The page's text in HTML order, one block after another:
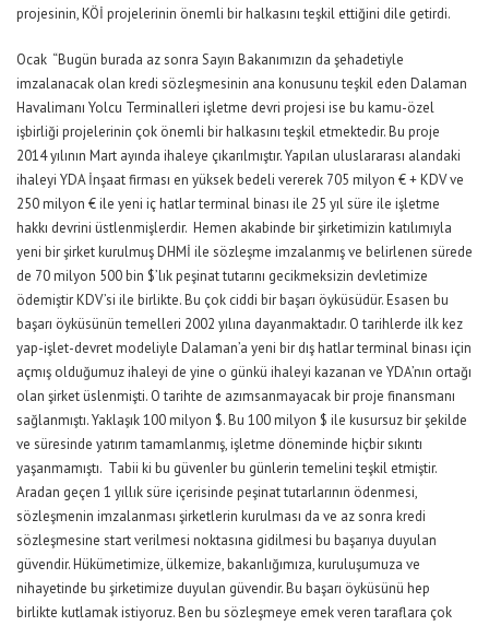
projesinin, KÖİ projelerinin önemli bir halkasını teşkil ettiğini dile getirdi.
Ocak “Bugün burada az sonra Sayın Bakanımızın da şehadetiyle
imzalanacak olan kredi sözleşmesinin ana konusunu teşkil eden Dalaman
Havalimanı Yolcu Terminalleri işletme devri projesi ise bu kamu-özel
işbirliği projelerinin çok önemli bir halkasını teşkil etmektedir. Bu proje
2014 yılının Mart ayında ihaleye çıkarılmıştır. Yapılan uluslararası alandaki
ihaleyi YDA İnşaat firması en yüksek bedeli vererek 705 milyon € + KDV ve
250 milyon € ile yeni iç hatlar terminal binası ile 25 yıl süre ile işletme
hakkı devrini üstlenmişlerdir. Hemen akabinde bir şirketimizin katılımıyla
yeni bir şirket kurulmuş DHMİ ile sözleşme imzalanmış ve belirlenen sürede
de 70 milyon 500 bin $’lık peşinat tutarını gecikmeksizin devletimize
ödemiştir KDV’si ile birlikte. Bu çok ciddi bir başarı öyküsüdür. Esasen bu
başarı öyküsünün temelleri 2002 yılına dayanmaktadır. O tarihlerde ilk kez
yap-işlet-devret modeliyle Dalaman’a yeni bir dış hatlar terminal binası için
açmış olduğumuz ihaleyi de yine o günkü ihaleyi kazanan ve YDA’nın ortağı
olan şirket üslenmişti. O tarihte de azımsanmayacak bir proje finansmanı
sağlanmıştı. Yaklaşık 100 milyon $. Bu 100 milyon $ ile kusursuz bir şekilde
ve süresinde yatırım tamamlanmış, işletme döneminde hiçbir sıkıntı
yaşanmamıştı. Tabii ki bu güvenler bu günlerin temelini teşkil etmiştir.
Aradan geçen 1 yıllık süre içerisinde peşinat tutarlarının ödenmesi,
sözleşmenin imzalanması şirketlerin kurulması da ve az sonra kredi
sözleşmesine start verilmesi noktasına gidilmesi bu başarıya duyulan
güvendir. Hükümetimize, ülkemize, bakanlığımıza, kuruluşumuza ve
nihayetinde bu şirketimize duyulan güvendir. Bu başarı öyküsünü hep
birlikte kutlamak istiyoruz. Ben bu sözleşmeye emek veren taraflara çok